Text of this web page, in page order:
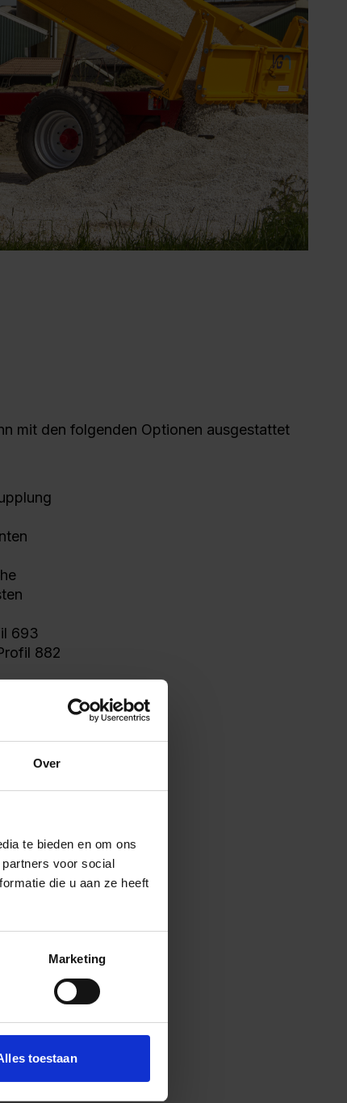
Over
te bieden en om ons
voor social
die u aan ze heeft
Marketing
toestaan
mit den folgenden Optionen ausgestattet
693
882